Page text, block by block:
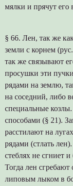
мялки и прячут
§ 66. Лен, так же
земли с корнем
так же связывают
просушки эти
рядами на землю,
на соседний, либо
специальные
способами (§ 21).
расстилают на
рядами (стлать
стеблях не сгниет и
Тогда лен
липовым лыком в